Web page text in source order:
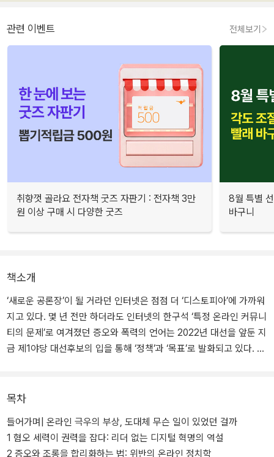
관련 이벤트 전체보기
취향껏 골라요 전자책 굿즈 자판기 : 전자책 3만
원 이상 구매 시 다양한 굿즈
8월 특별
바구니
책소개
‘새로운 공론장’이 될 거라던 인터넷은 점점 더 ‘디스토피아’에 가까워
지고 있다. 몇 년 전만 하더라도 인터넷의 한구석 ‘특정 온라인 커뮤니
티의 문제’로 여겨졌던 증오와 폭력의 언어는 2022년 대선을 앞둔 지
금 제1야당 대선후보의 입을 통해 ‘정책’과 ‘목표’로 발화되고 있다. 우
격했다. 2021년 퇴임 이후에도 트럼프의 정치 생명은 좀처럼 끝날 줄
미국에서 2010년대에 부상한 혐오 정치의 배경에는 인터넷이 있었
목차
들어가며| 온라인 극우의 부상, 도대체 무슨 일이 있었던 걸까
1 혐오 세력이 권력을 잡다: 리더 없는 디지털 혁명의 역설
2 증오와 조롱을 합리화하는 법: 위반의 온라인 정치학